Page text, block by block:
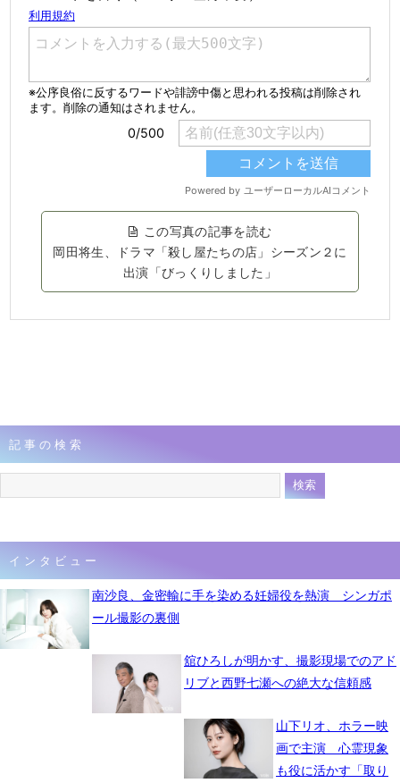
この写真の記事を読む
岡田将生、ドラマ「殺し屋たちの店」シーズン２に
出演「びっくりしました」
記事の検索
インタビュー
南沙良、金密輸に手を染める妊婦役を熱演 シンガポ
ール撮影の裏側
舘ひろしが明かす、撮影現場でのアド
リブと西野七瀬への絶大な信頼感
山下リオ、ホラー映
画で主演 心霊現象
も役に活かす「取り